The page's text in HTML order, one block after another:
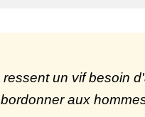
un vif besoin
aux